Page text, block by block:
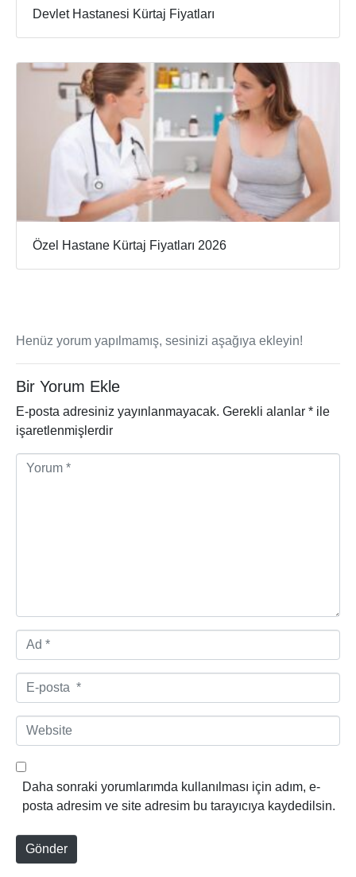
Devlet Hastanesi Kürtaj Fiyatları
Özel Hastane Kürtaj Fiyatları 2026
Henüz yorum yapılmamış, sesinizi aşağıya ekleyin!
Bir Yorum Ekle
E-posta adresiniz yayınlanmayacak. Gerekli alanlar * ile
işaretlenmişlerdir
d
*
-
p
t
W
e
b
e
Daha sonraki yorumlarımda kullanılması için adım, e-
posta adresim ve site adresim bu tarayıcıya kaydedilsin.
Gönder